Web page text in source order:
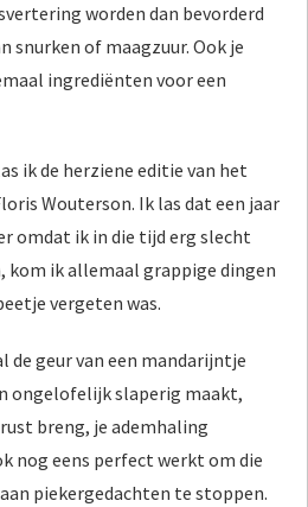
worden dan bevorderd
snurken of maagzuur. Ook je
ingrediënten voor een
ik de herziene editie van het
Wouterson. Ik las dat een jaar
omdat ik in die tijd erg slecht
kom ik allemaal grappige dingen
vergeten was.
de geur van een mandarijntje
ongelofelijk slaperig maakt,
breng, je ademhaling
nog eens perfect werkt om die
piekergedachten te stoppen.